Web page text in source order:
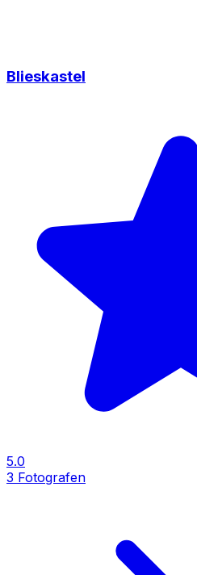
Blieskastel
5.0
3 Fotografen